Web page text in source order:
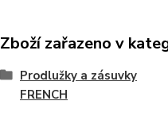
Zboží zařazeno v
Prodlužky a zásuvky
FRENCH